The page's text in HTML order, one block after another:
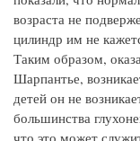
возраста не
цилиндр им не
Таким образом,
Шарпантье,
детей он не
большинства